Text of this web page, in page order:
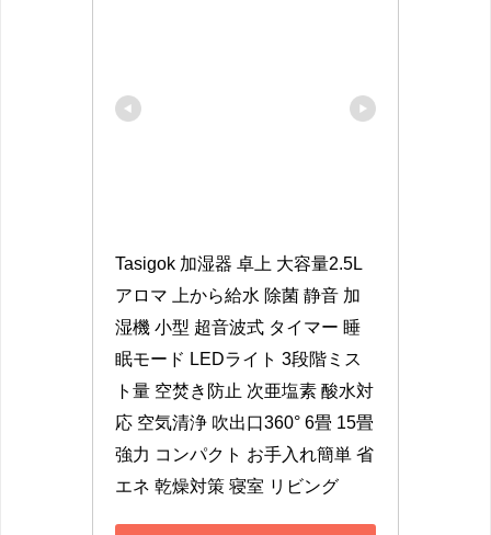
Tasigok 加湿器 卓上 大容量2.5L
アロマ 上から給水 除菌 静音 加
湿機 小型 超音波式 タイマー 睡
眠モード LEDライト 3段階ミス
ト量 空焚き防止 次亜塩素 酸水対
応 空気清浄 吹出口360° 6畳 15畳
強力 コンパクト お手入れ簡単 省
エネ 乾燥対策 寝室 リビング